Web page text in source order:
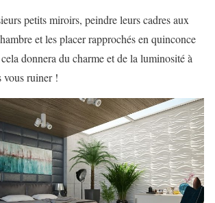
petits miroirs, peindre leurs cadres aux
et les placer rapprochés en quinconce
donnera du charme et de la luminosité à
vous ruiner !